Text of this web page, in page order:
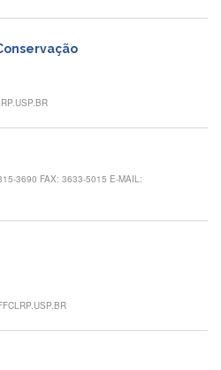
3690 FAX: 3633-5015 E-MAIL: